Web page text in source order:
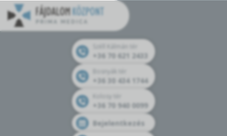
+36 70 621 2433
+36 30 434 1744
+36 70 940 0099
Bejelentkezés